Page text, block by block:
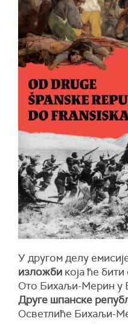
У другом делу
изложби која ће
Ото Бихаљи-Мерин у
Друге шпанске
Осветлиће Бихаљи-